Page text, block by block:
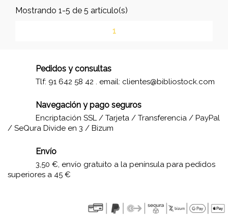
Mostrando 1-5 de 5 artículo(s)
1
Pedidos y consultas
Tlf: 91 642 58 42 . email: clientes@bibliostock.com
Navegación y pago seguros
Encriptación SSL / Tarjeta / Transferencia / PayPal
/ SeQura Divide en 3 / Bizum
Envío
3,50 €, envío gratuito a la península para pedidos
superiores a 45 €